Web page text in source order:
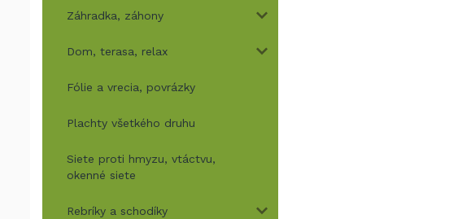
Záhradka, záhony
Dom, terasa, relax
Fólie a vrecia, povrázky
Plachty všetkého druhu
Siete proti hmyzu, vtáctvu,
okenné siete
Rebríky a schodíky